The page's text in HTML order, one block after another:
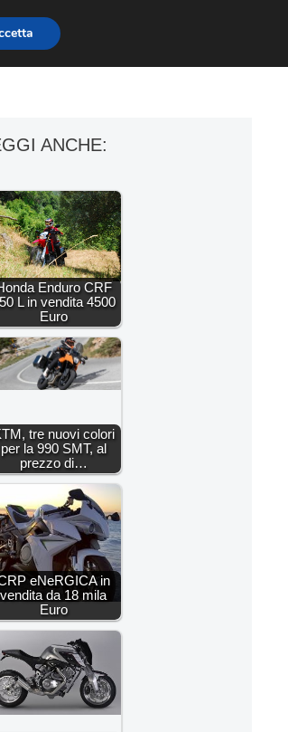
MOTO GP
ANCHE:
Enduro CRF
L in vendita 4500
Euro
tre nuovi colori
per la 990 SMT, al
prezzo di…
eNeRGICA in
vendita da 18 mila
Euro